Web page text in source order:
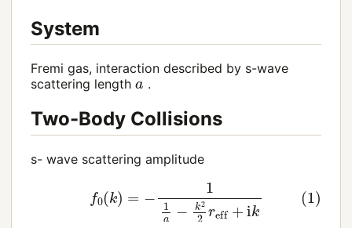
AllSystem
Fremi gas, interaction described by s-wave
scattering lengtha .
Two-Body Collisions
s- wave scattering amplitude
22